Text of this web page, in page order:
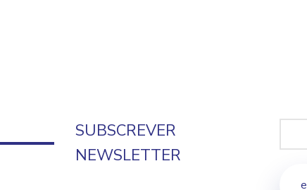
SUBSCREVER
NEWSLETTER